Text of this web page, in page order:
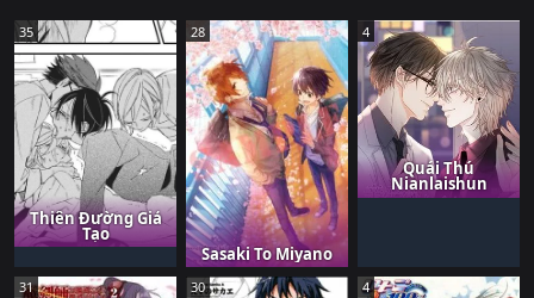
35
Thiên Đường Giả
Tạo
28
Sasaki To Miyano
4
Quái Thú
Nianlaishun
31 30 4